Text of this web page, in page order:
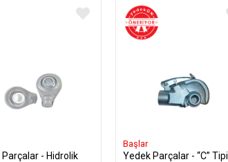
- Hidrolik
Başlar
Yedek Parçalar - “C” Tipi